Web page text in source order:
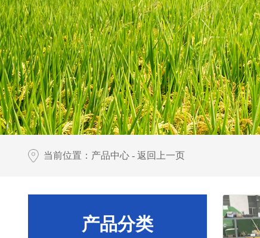
当前位置： 产品中心 - 返回上一页
产品分类